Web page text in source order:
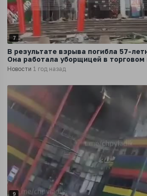
7
В результате взрыва погибла 57-
Она работала уборщицей в торговом
пораньше перед открытием
Новости 1 год назад
9